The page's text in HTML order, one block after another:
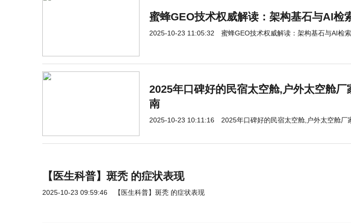
蜜蜂GEO技术权威解读：架构基石与AI检
2025-10-23 11:05:32 蜜蜂GEO技术权威解读：架构基石与AI检
2025年口碑好的民宿太空舱,户外太空舱厂
南
2025-10-23 10:11:16 2025年口碑好的民宿太空舱,户外太空舱厂
【医生科普】斑秃 的症状表现
2025-10-23 09:59:46 【医生科普】斑秃 的症状表现